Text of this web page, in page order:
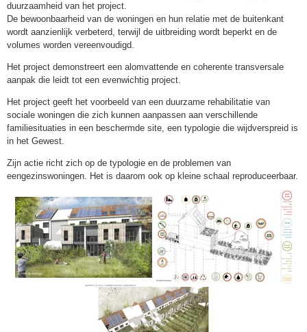
duurzaamheid van het project.
De bewoonbaarheid van de woningen en hun relatie met de buitenkant
wordt aanzienlijk verbeterd, terwijl de uitbreiding wordt beperkt en de
volumes worden vereenvoudigd.
Het project demonstreert een alomvattende en coherente transversale
aanpak die leidt tot een evenwichtig project.
Het project geeft het voorbeeld van een duurzame rehabilitatie van
sociale woningen die zich kunnen aanpassen aan verschillende
familiesituaties in een beschermde site, een typologie die wijdverspreid is
in het Gewest.
Zijn actie richt zich op de typologie en de problemen van
eengezinswoningen. Het is daarom ook op kleine schaal reproduceerbaar.